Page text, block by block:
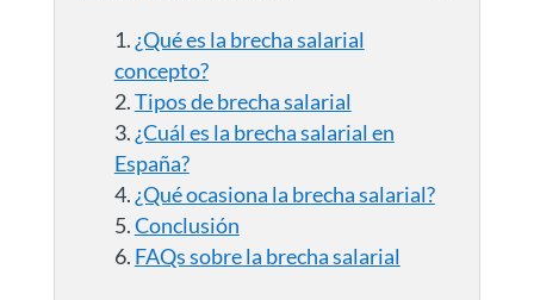
¿Qué es la brecha salarial
concepto?
Tipos de brecha salarial
¿Cuál es la brecha salarial en
España?
¿Qué ocasiona la brecha salarial?
Conclusión
FAQs sobre la brecha salarial